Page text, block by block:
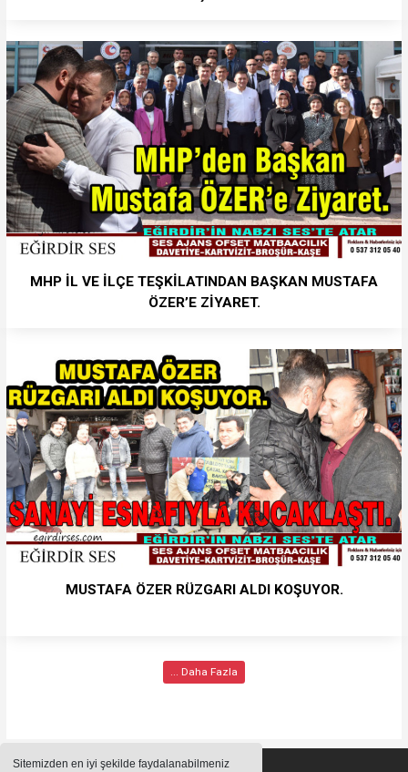
Sitemizden en iyi şekilde faydalanabilmeniz
MHP İL VE İLÇE TEŞKİLATINDAN BAŞKAN MUSTAFA
ÖZER’E ZİYARET.
MUSTAFA ÖZER RÜZGARI ALDI KOŞUYOR.
... Daha Fazla